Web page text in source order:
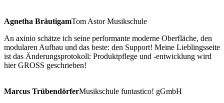
Agnetha BräutigamTom Astor Musikschule
An axinio schätze ich seine performante moderne Oberfläche, den
modularen Aufbau und das beste: den Support! Meine Lieblingsseite
ist das Änderungsprotokoll: Produktpflege und -entwicklung wird
hier GROSS geschrieben!
Marcus TrübendörferMusikschule funtastico! gGmbH